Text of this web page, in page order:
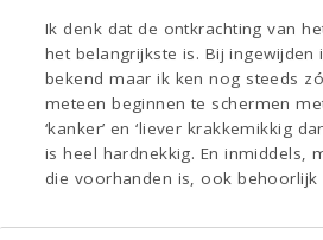
Ik denk dat de ontkrachting van
het belangrijkste is. Bij ingewijden
bekend maar ik ken nog steeds
meteen beginnen te schermen met
‘kanker’ en ‘liever krakkemikkig
is heel hardnekkig. En inmiddels,
die voorhanden is, ook behoorlijk